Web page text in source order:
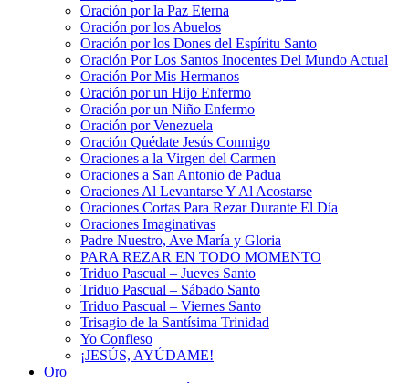
Oración por la Paz Eterna
Oración por los Abuelos
Oración por los Dones del Espíritu Santo
Oración Por Los Santos Inocentes Del Mundo Actual
Oración Por Mis Hermanos
Oración por un Hijo Enfermo
Oración por un Niño Enfermo
Oración por Venezuela
Oración Quédate Jesús Conmigo
Oraciones a la Virgen del Carmen
Oraciones a San Antonio de Padua
Oraciones Al Levantarse Y Al Acostarse
Oraciones Cortas Para Rezar Durante El Día
Oraciones Imaginativas
Padre Nuestro, Ave María y Gloria
PARA REZAR EN TODO MOMENTO
Triduo Pascual – Jueves Santo
Triduo Pascual – Sábado Santo
Triduo Pascual – Viernes Santo
Trisagio de la Santísima Trinidad
Yo Confieso
¡JESÚS, AYÚDAME!
Oro